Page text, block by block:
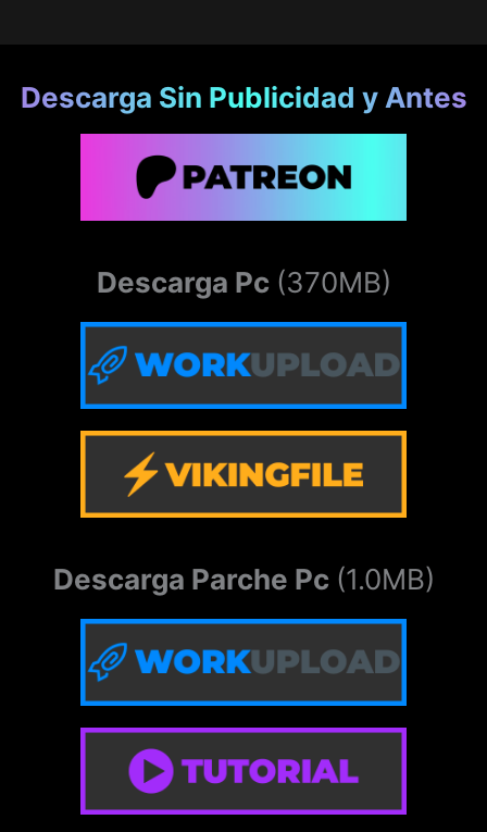
Descarga Sin Publicidad y Antes
Descarga Pc (370MB)
Descarga Parche Pc (1.0MB)